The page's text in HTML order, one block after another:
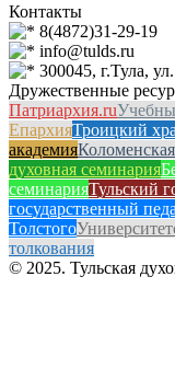
Контакты
8(4872)31-29-19
info@tulds.ru
300045, г.Тула,
Дружественные
Патриархия.ru
ЕпархияТроицкий
академия
духовная семинария
семинарияТульский
государственный
Толстого
толкования
© 2025. Тульская